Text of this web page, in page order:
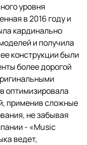
уровня
в 2016 году и
кардинально
и получила
конструкции были
более дорогой
оптимизировала
применив сложные
не забывая
- «Music
ведет,